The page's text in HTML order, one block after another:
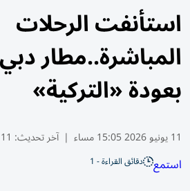
استأنفت الرحلات
المباشرة..مطار
بعودة «التركية»
11 يونيو 2026 15:05 مساء | آخر تحديث: 11 يونيو 15:17 2026
استمع دقائق القراءة - 1